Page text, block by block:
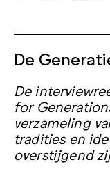
De
De
for
verzameling
tradities en
overstijgend